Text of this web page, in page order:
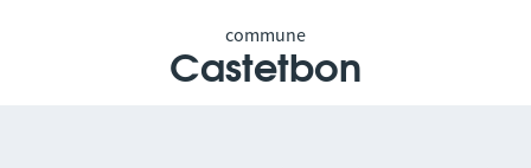
commune
Castetbon